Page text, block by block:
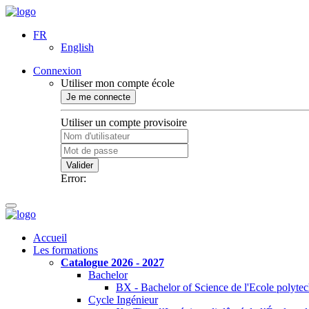
FR
English
Connexion
Utiliser mon compte école
Je me connecte
Utiliser un compte provisoire
Valider
Error:
Accueil
Les formations
Catalogue 2026 - 2027
Bachelor
BX - Bachelor of Science de l'Ecole
Cycle Ingénieur